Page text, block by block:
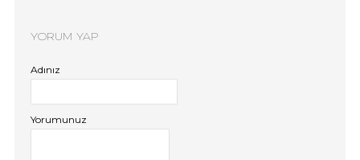
YORUM YAP
Adınız
Yorumunuz